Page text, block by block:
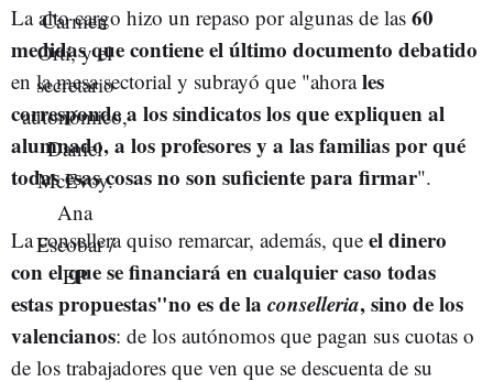
La alto cargo hizo un repaso por algunas de las 60
medidas que contiene el último documento debatido
en la mesa sectorial y subrayó que "ahorales
corresponde a los sindicatos los que expliquen al
alumnado, a los profesores y a las familias por qué
todas esas cosas no son suficiente para firmar".
La consellera quiso remarcar, además, que el dinero
con el que se financiará en cualquier caso todas
estas propuestas"no es de la conselleria, sino de los
valencianos: de los autónomos que pagan sus cuotas o
de los trabajadores que ven que se descuenta de su